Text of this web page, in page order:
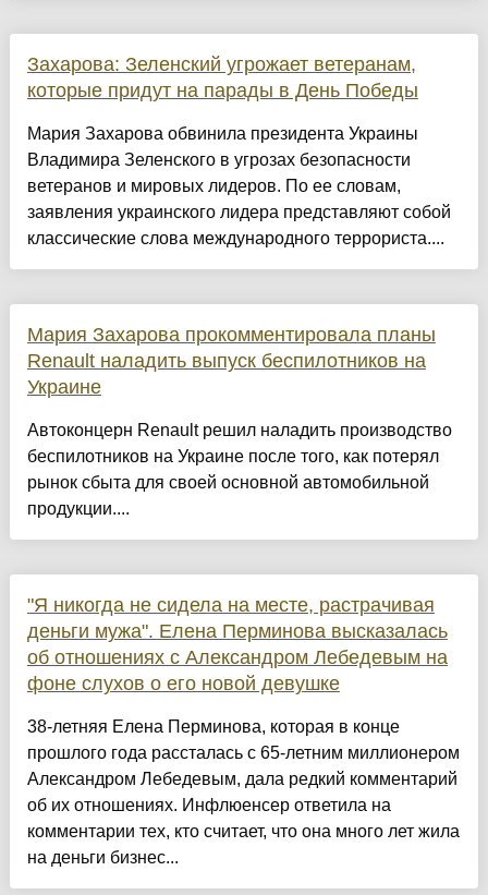
Захарова: Зеленский угрожает ветеранам,
которые придут на парады в День Победы
Мария Захарова обвинила президента Украины
Владимира Зеленского в угрозах безопасности
ветеранов и мировых лидеров. По ее словам,
заявления украинского лидера представляют собой
классические слова международного террориста....
Мария Захарова прокомментировала планы
Renault наладить выпуск беспилотников на
Украине
Автоконцерн Renault решил наладить производство
беспилотников на Украине после того, как потерял
рынок сбыта для своей основной автомобильной
продукции....
"Я никогда не сидела на месте, растрачивая
деньги мужа". Елена Перминова высказалась
об отношениях с Александром Лебедевым на
фоне слухов о его новой девушке
38-летняя Елена Перминова, которая в конце
прошлого года рассталась с 65-летним миллионером
Александром Лебедевым, дала редкий комментарий
об их отношениях. Инфлюенсер ответила на
комментарии тех, кто считает, что она много лет жила
на деньги бизнес...